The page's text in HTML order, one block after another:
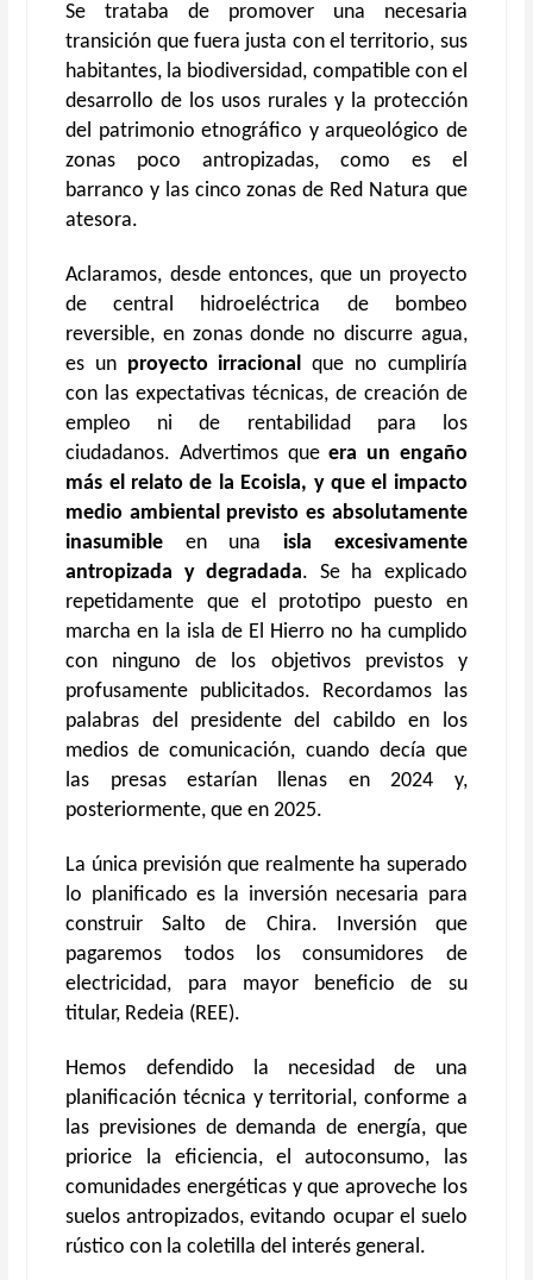
Se trataba de promover una necesaria
transición que fuera justa con el territorio, sus
habitantes, la biodiversidad, compatible con el
desarrollo de los usos rurales y la protección
del patrimonio etnográfico y arqueológico de
zonas poco antropizadas, como es el
barranco y las cinco zonas de Red Natura que
atesora.
Aclaramos, desde entonces, que un proyecto
de central hidroeléctrica de bombeo
reversible, en zonas donde no discurre agua,
es un proyecto irracional que no cumpliría
con las expectativas técnicas, de creación de
empleo ni de rentabilidad para los
ciudadanos. Advertimos queera un engaño
más el relato de la Ecoisla, y que el impacto
medio ambiental previsto es absolutamente
inasumible en unaisla excesivamente
antropizada y degradada. Se ha explicado
repetidamente que el prototipo puesto en
marcha en la isla de El Hierro no ha cumplido
con ninguno de los objetivos previstos y
profusamente publicitados. Recordamos las
palabras del presidente del cabildo en los
medios de comunicación, cuando decía que
las presas estarían llenas en 2024 y,
posteriormente, que en 2025.
La única previsión que realmente ha superado
lo planificado es la inversión necesaria para
construir Salto de Chira. Inversión que
pagaremos todos los consumidores de
electricidad, para mayor beneficio de su
titular, Redeia (REE).
Hemos defendido la necesidad de una
planificación técnica y territorial, conforme a
las previsiones de demanda de energía, que
priorice la eficiencia, el autoconsumo, las
comunidades energéticas y que aproveche los
suelos antropizados, evitando ocupar el suelo
rústico con la coletilla del interés general.